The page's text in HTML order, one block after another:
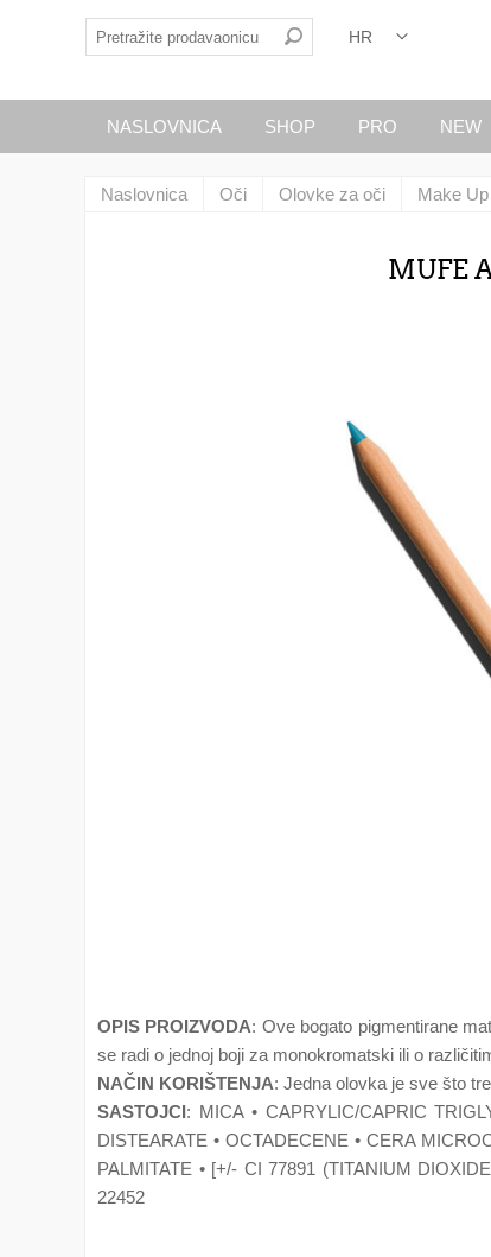
NASLOVNICA SHOP PRO NEW
Naslovnica Oči Olovke za oči Make
MUFE
OPIS PROIZVODA: Ove bogato pigmentirane
se radi o jednoj boji za monokromatski ili o
NAČIN KORIŠTENJA: Jedna olovka je sve što
SASTOJCI: MICA • CAPRYLIC/CAPRIC
DISTEARATE • OCTADECENE • CERA
PALMITATE • [+/- CI 77891 (TITANIUM
22452